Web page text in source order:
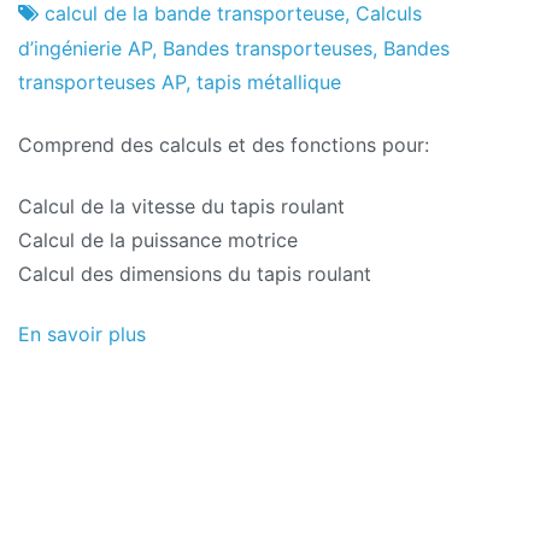
projets
septembre
le
2024
calcul de la bande transporteuse, Calculs
d’ingénierie AP, Bandes transporteuses, Bandes
transporteuses AP, tapis métallique
Comprend des calculs et des fonctions pour:
Calcul de la vitesse du tapis roulant
Calcul de la puissance motrice
Calcul des dimensions du tapis roulant
En savoir plus